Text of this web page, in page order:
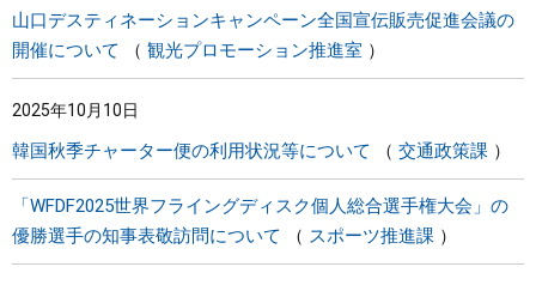
山口デスティネーションキャンペーン全国宣伝販売促進会議の
開催について
観光プロモーション推進室
2025年10月10日
韓国秋季チャーター便の利用状況等について 交通政策課
「WFDF2025世界フライングディスク個人総合選手権大会」の
優勝選手の知事表敬訪問について
スポーツ推進課